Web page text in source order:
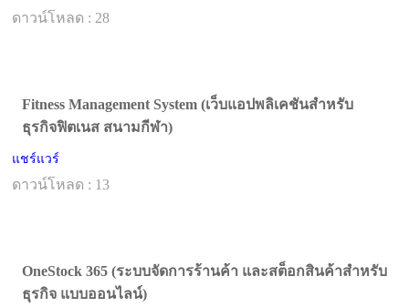
ดาวน์โหลด : 28
Fitness Management System (เว็บแอปพลิเคชันสำหรับ
ธุรกิจฟิตเนส สนามกีฬา)
แชร์แวร์
ดาวน์โหลด : 13
OneStock 365 (ระบบจัดการร้านค้า และสต็อกสินค้าสำหรับ
ธุรกิจ แบบออนไลน์)